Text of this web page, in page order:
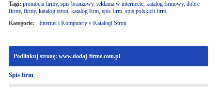
Tagi: promocja firmy, spis branżowy, reklama w internecie, katalog firmowy, dobre
firmy, firmy, katalog stron, katalog firm, spis firm, spis polskich firm
Kategorie:
Internet i Komputery» Katalogi Stron
Podlinkuj stronę: www.dodaj-firme.com.pl
Spis firm